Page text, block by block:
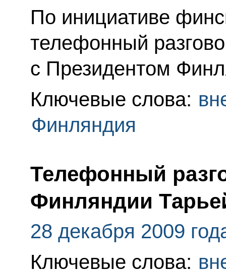
По инициативе
телефонный
с Президентом
Ключевые слова:
Финляндия
Телефонный
Финляндии
28 декабря 2009
Ключевые слова: